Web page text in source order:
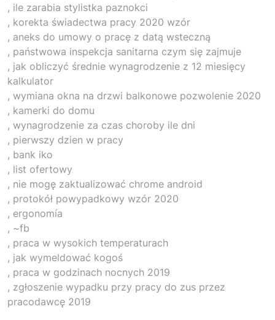
, ile zarabia stylistka paznokci
, korekta świadectwa pracy 2020 wzór
, aneks do umowy o pracę z datą wsteczną
, państwowa inspekcja sanitarna czym się zajmuje
, jak obliczyć średnie wynagrodzenie z 12 miesięcy
kalkulator
, wymiana okna na drzwi balkonowe pozwolenie 2020
, kamerki do domu
, wynagrodzenie za czas choroby ile dni
, pierwszy dzien w pracy
, bank iko
, list ofertowy
, nie mogę zaktualizować chrome android
, protokół powypadkowy wzór 2020
, ergonomía
, ~fb
, praca w wysokich temperaturach
, jak wymeldować kogoś
, praca w godzinach nocnych 2019
, zgłoszenie wypadku przy pracy do zus przez
pracodawcę 2019